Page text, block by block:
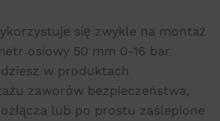
się zwykle na montaż
osiowy 50 mm 0-16 bar
w produktach
zaworów bezpieczeństwa,
lub po prostu zaślepione